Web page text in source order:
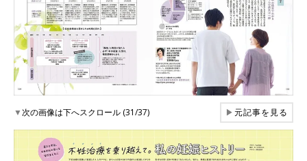
▼次の画像は下へスクロール (31/37) ▶元記事を見る